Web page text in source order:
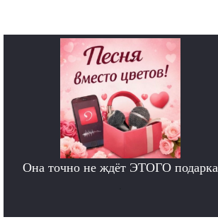
Она точно не ждёт ЭТОГО подарка